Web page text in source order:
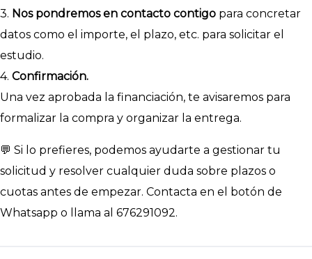
3. Nos pondremos en contacto contigo para concretar
datos como el importe, el plazo, etc. para solicitar el
estudio.
4. Confirmación.
Una vez aprobada la financiación, te avisaremos para
formalizar la compra y organizar la entrega.
💬 Si lo prefieres, podemos ayudarte a gestionar tu
solicitud y resolver cualquier duda sobre plazos o
cuotas antes de empezar. Contacta en el botón de
Whatsapp o llama al 676291092.